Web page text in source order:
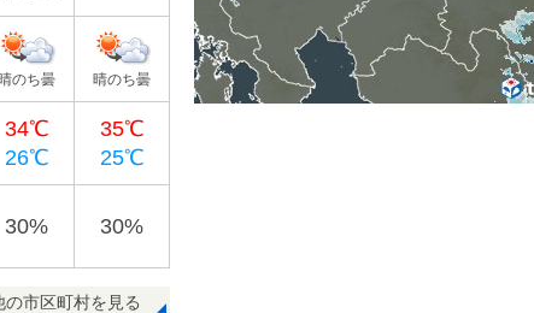
のち曇 晴のち曇
34℃
26℃
35℃
25℃
30% 30%
の市区町村を見る